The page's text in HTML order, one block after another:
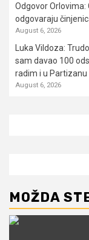
Odgovor
odgovaraju
August 6, 2026
Luka Vildoza:
sam davao 100
radim i u Partizanu
August 6, 2026
MOŽDA